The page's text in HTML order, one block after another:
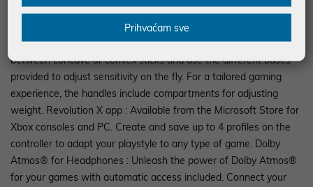
arena : Play to your full potential with the professional
ergonomics and patented sticks of the Revolution X, offering
superior amplitude and precision. Optimised comfort : Choose
between concave or convex sticks and use the different bases
provided to adjust sensitivity on the fly. For a tailored gaming
experience, the handles include compartments for adjusting
weight. Revolution X app : Available from the Microsoft Store for
Xbox consoles and PC. Create and save up to 4 profiles on the
controller to adapt your playstyle to any type of game. Dolby
Atmos® for Headphones : Unleash the power of Dolby Atmos®
for your games with automatic access included. Connect your
Prihvaćam sve